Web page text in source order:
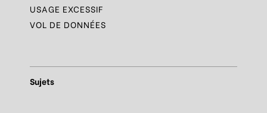
USAGE EXCESSIF
VOL DE DONNÉES
Sujets